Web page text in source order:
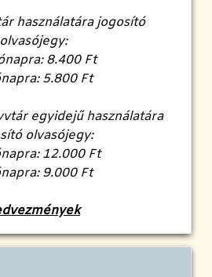
használatára jogosító
olvasójegy:
8.400 Ft
5.800 Ft
egyidejű használatára
olvasójegy:
12.000 Ft
9.000 Ft